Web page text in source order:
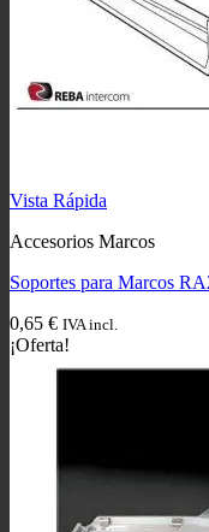
Vista Rápida
Accesorios Marcos
Soportes para Marcos
0,65 € IVA incl.
¡Oferta!